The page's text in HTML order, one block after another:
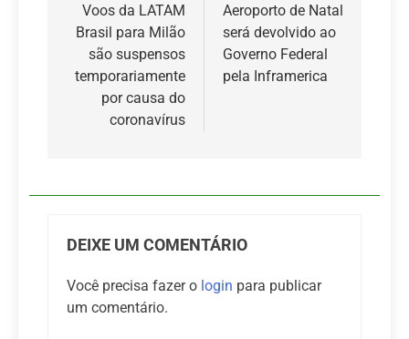
de
Post
Voos da LATAM
Brasil para Milão
são suspensos
temporariamente
por causa do
coronavírus
Aeroporto de Natal
será devolvido ao
Governo Federal
pela Inframerica
DEIXE UM COMENTÁRIO
Você precisa fazer o login para publicar
um comentário.